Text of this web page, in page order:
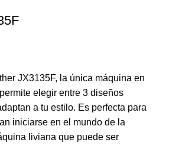
JX3135F, la única máquina en
elegir entre 3 diseños
a tu estilo. Es perfecta para
iniciarse en el mundo de la
liviana que puede ser